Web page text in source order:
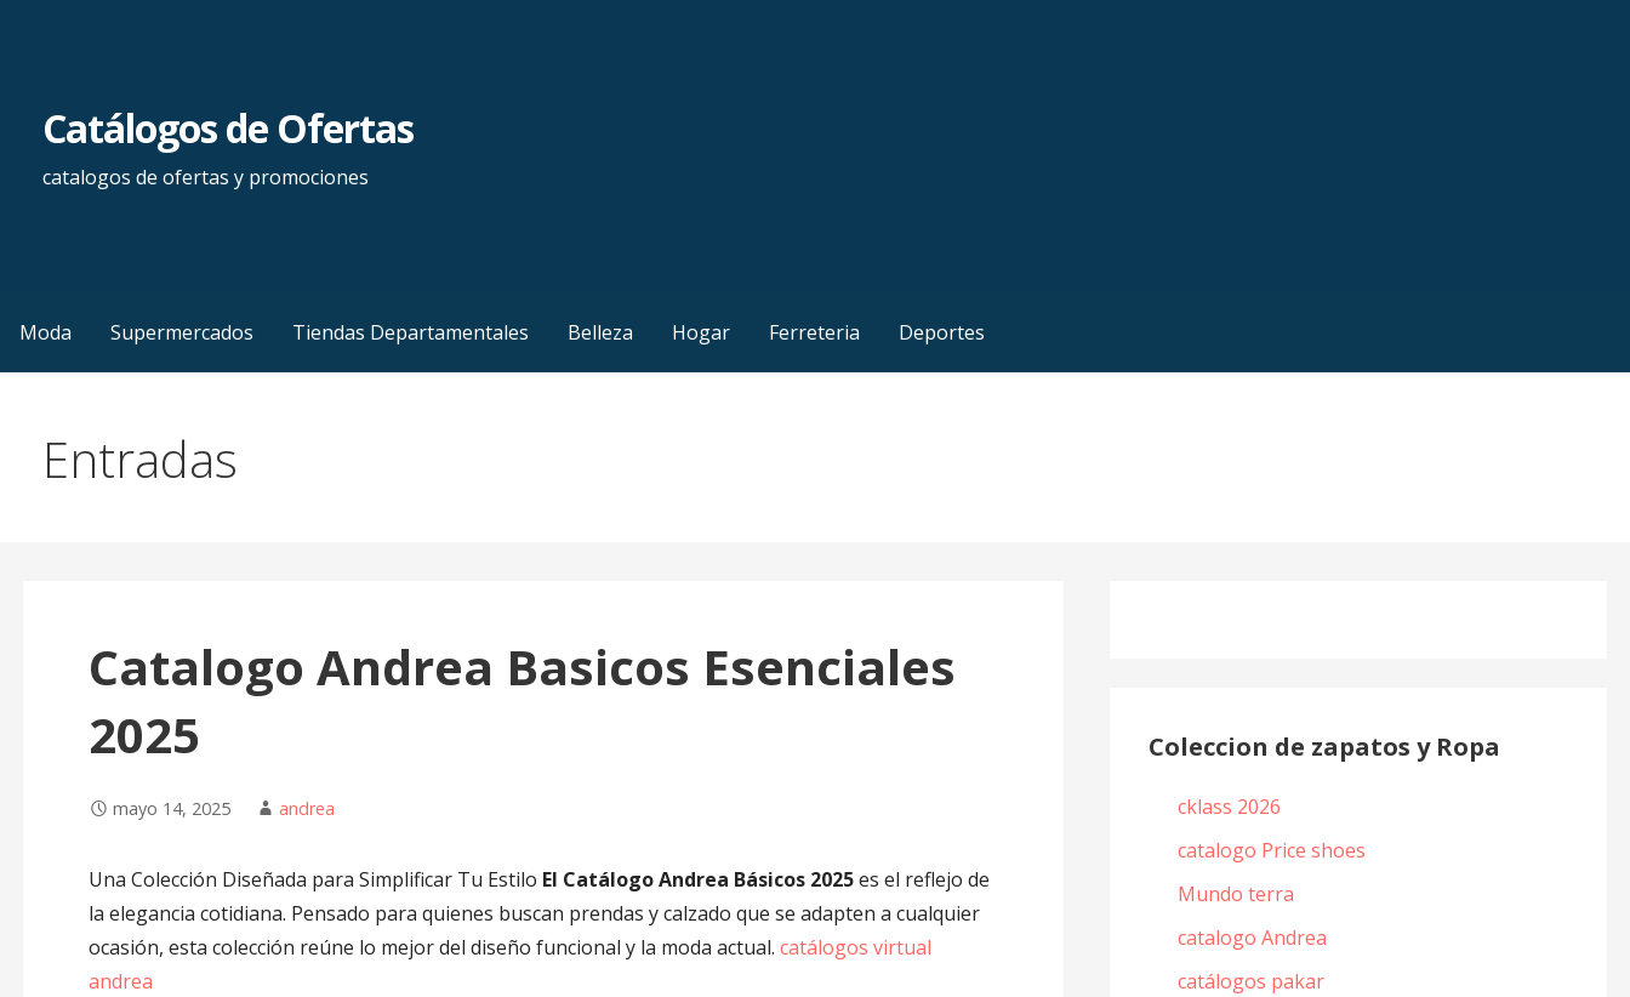
Catálogos de Ofertas
catalogos de ofertas y promociones
Moda Supermercados Tiendas Departamentales Belleza Hogar Ferreteria Deportes
Entradas
Catalogo Andrea Basicos Esenciales
2025
mayo 14, 2025 andrea
Una Colección Diseñada para Simplificar Tu Estilo El Catálogo Andrea Básicos 2025es el reflejo de
la elegancia cotidiana. Pensado para quienes buscan prendas y calzado que se adapten a cualquier
ocasión, esta colección reúne lo mejor del diseño funcional y la moda actual. catálogos virtual
andrea
Coleccion de zapatos y Ropa
cklass 2026
catalogo Price shoes
Mundo terra
catalogo Andrea
catálogos pakar